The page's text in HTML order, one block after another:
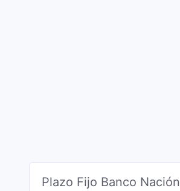
Plazo Fijo Banco Nación